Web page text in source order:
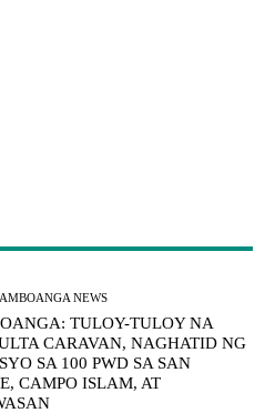
NEWS
TULOY-TULOY NA
CARAVAN, NAGHATID NG
SA 100 PWD SA SAN
CAMPO ISLAM, AT